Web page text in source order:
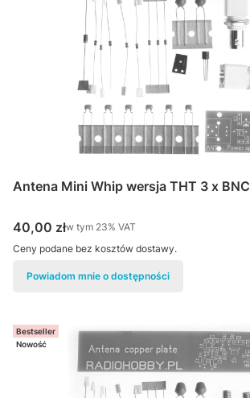
Antena Mini Whip wersja THT 3 x BNC
Cena brutto
40,00 złw tym %s VAT
w tym 23% VAT
Ceny podane bez kosztów dostawy.
Powiadom mnie o dostępności
Bestseller
Nowość